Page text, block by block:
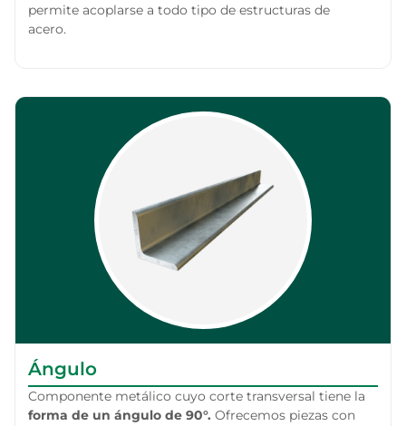
permite acoplarse a todo tipo de estructuras de
acero.
Ángulo
Componente metálico cuyo corte transversal tiene la
forma de un ángulo de 90°. Ofrecemos piezas con